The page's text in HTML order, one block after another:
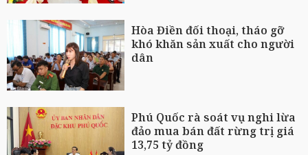
Hòa Điền đối thoại, tháo gỡ
khó khăn sản xuất cho người
dân
Phú Quốc rà soát vụ nghi lừa
đảo mua bán đất rừng trị giá
13,75 tỷ đồng